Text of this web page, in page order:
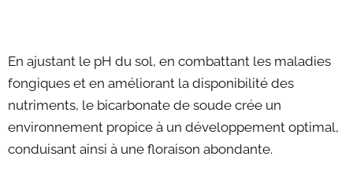
En ajustant le pH du sol, en combattant les maladies
fongiques et en améliorant la disponibilité des
nutriments, le bicarbonate de soude crée un
environnement propice à un développement optimal,
conduisant ainsi à une floraison abondante.